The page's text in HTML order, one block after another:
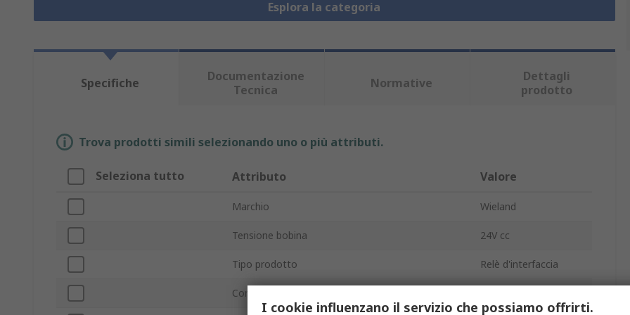
Esplora la categoria
Specifiche
Documentazione
Tecnica
Normative
Dettagli
prodotto
Trova prodotti simili selezionando uno o più attributi.
Seleziona tutto Attributo Valore
Marchio Wieland
Tensione bobina 24V cc
Tipo prodotto Relè d'interfaccia
Configurazione contatto
I cookie influenzano il servizio che possiamo offrirti.